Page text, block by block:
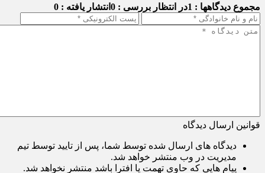
مجموع دیدگاهها : 1 در انتظار بررسی : 0 انتشار یافته : 0
قوانین ارسال دیدگاه
دیدگاه های ارسال شده توسط شما، پس از تایید توسط تیم
مدیریت در وب منتشر خواهد شد.
پیام هایی که حاوی تهمت یا افترا باشد منتشر نخواهد شد.